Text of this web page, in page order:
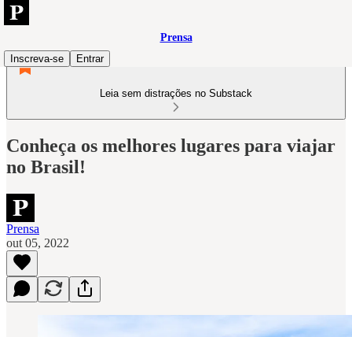
Prensa
Inscreva-se
Entrar
Leia sem distrações no Substack
Conheça os melhores lugares para viajar
no Brasil!
Prensa
out 05, 2022